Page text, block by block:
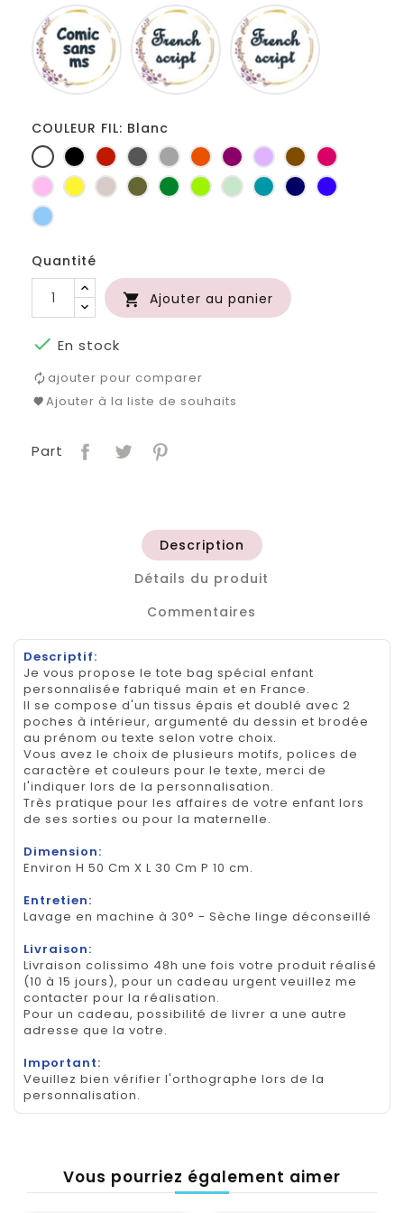
Comic
sans
ms
French
script
COULEUR FIL: Blanc
BlancNoir RougeGris
foncé
Gris
clair
Orange
PruneLilasMarronFuchsia
RosejauneFicelleKaki Vert
bouteille
Anis Vert
d'eau
Turquoise
MarineBleu
Bleu
Quantité
 Ajouter au panier
 En stock
ajouter pour comparer
Ajouter à la liste de souhaits
Part
Description
Détails du produit
Commentaires
Descriptif:
Je vous propose le tote bag spécial enfant
personnalisée fabriqué main et en France.
Il se compose d'un tissus épais et doublé avec 2
poches à intérieur, argumenté du dessin et brodée
au prénom ou texte selon votre choix.
Vous avez le choix de plusieurs motifs, polices de
caractère et couleurs pour le texte, merci de
l'indiquer lors de la personnalisation.
Très pratique pour les affaires de votre enfant lors
de ses sorties ou pour la maternelle.
Dimension:
Environ H 50 Cm X L 30 Cm P 10 cm.
Entretien:
Lavage en machine à 30° - Sèche linge déconseillé
Livraison:
Livraison colissimo 48h une fois votre produit réalisé
(10 à 15 jours), pour un cadeau urgent veuillez me
contacter pour la réalisation.
Pour un cadeau, possibilité de livrer a une autre
adresse que la votre.
Important:
Veuillez bien vérifier l'orthographe lors de la
personnalisation.
Vous pourriez également aimer